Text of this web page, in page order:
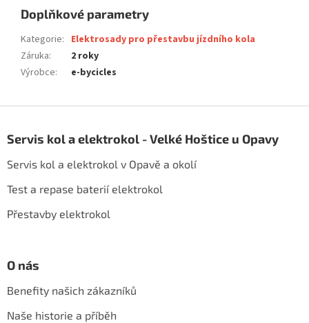
Doplňkové parametry
Kategorie: Elektrosady pro přestavbu jízdního kola
Záruka:
2 roky
Výrobce: e-bycicles
pServis kol a elektrokol - Velké Hoštice u Opavy
Servis kol a elektrokol v Opavě a okolí
Test a repase baterií elektrokol
Přestavby elektrokol
O nás
Benefity našich zákazníků
Naše historie a příběh